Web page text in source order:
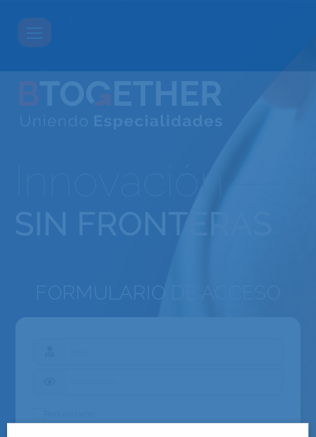
FORMULARIO DE ACCESO
✓